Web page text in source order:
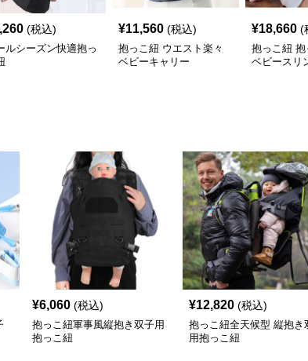
(税込)
ルシーズン快適抱っ
¥11,560 (税込)
抱っこ紐 ウエスト楽々
ベビーキャリー
¥18,660 (
抱っこ紐 抱
ベビースリ
¥6,060 (税込)
抱っこ紐軍事風縦抱き双子用
抱っこ紐
¥12,820 (税込)
抱っこ紐全天候型 縦抱き
用抱っこ紐